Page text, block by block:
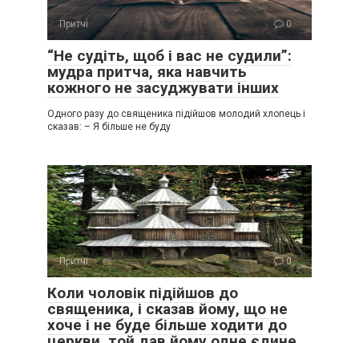
Притчі 0
“Не судіть, щоб і вас не судили”:
мудра притча, яка навчить
кожного не засуджувати інших
Одного разу до священика підійшов молодий хлопець і
сказав: – Я більше не буду
Притчі 0
Коли чоловік підійшов до
священика, і сказав йому, що не
хоче і не буде більше ходити до